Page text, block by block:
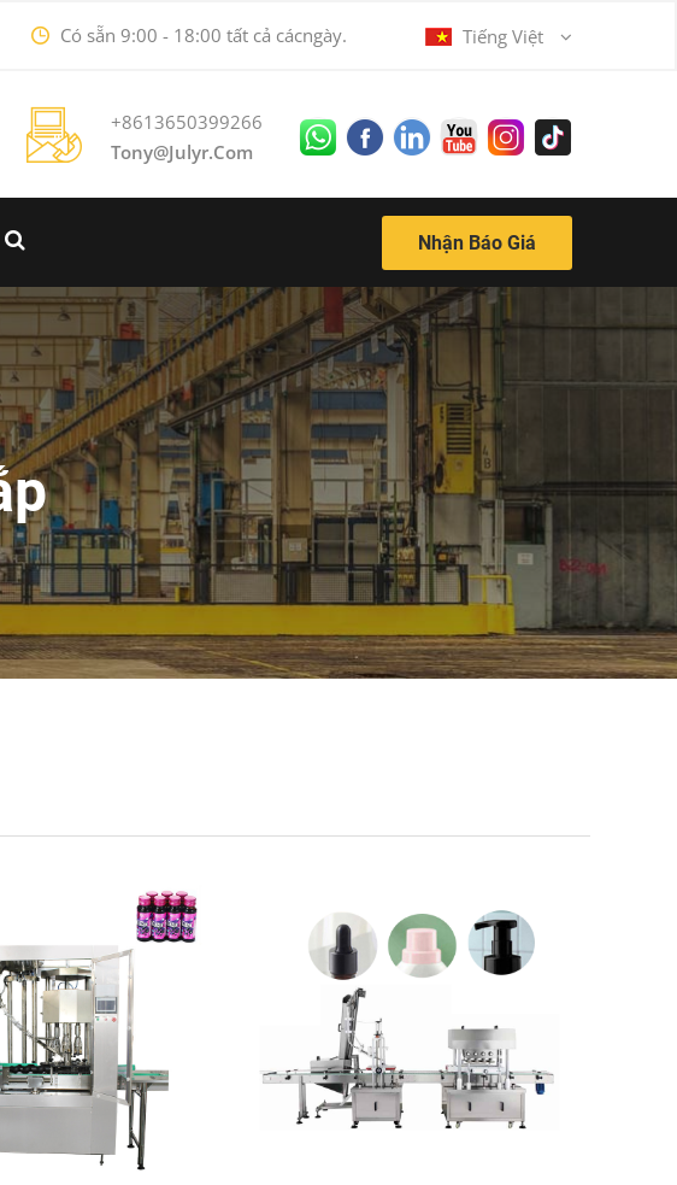
Có sẵn 9:00 - 18:00 tất cả cácngày. Tiếng Việt
+8613650399266
Tony@julyr.com
Nhận Báo Giá